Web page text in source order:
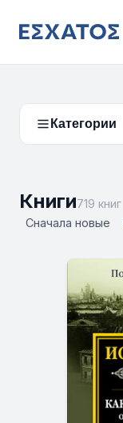
Категории
Книги719 книг
Сначала новые